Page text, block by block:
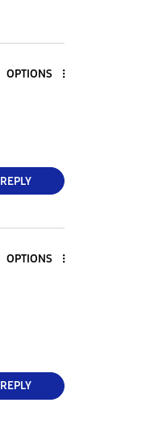
OPTIONS
REPLY
OPTIONS
REPLY